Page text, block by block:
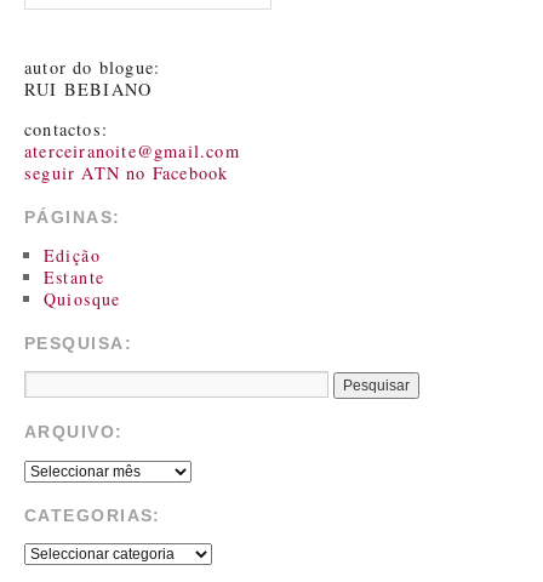
autor do blogue:
RUI BEBIANO
contactos:
aterceiranoite@gmail.com
seguir ATN no Facebook
PÁGINAS:
Edição
Estante
Quiosque
PESQUISA:
ARQUIVO:
CATEGORIAS: